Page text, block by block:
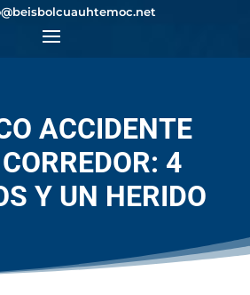
ACCIDENTE
4
Y UN HERIDO